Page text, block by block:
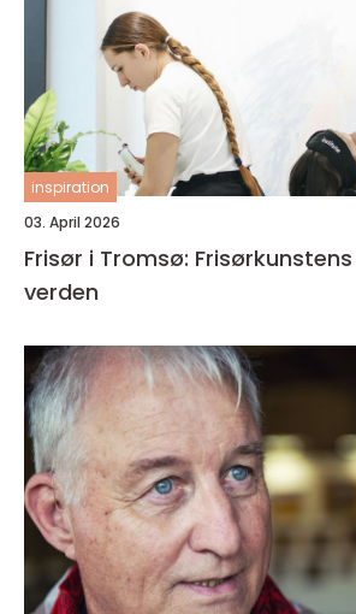
inspiration
03. April 2026
Frisør i Tromsø:
verden